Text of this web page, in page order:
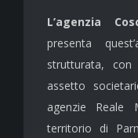
L’agenzia
presenta
strutturata,
assetto
agenzie Reale
territorio di